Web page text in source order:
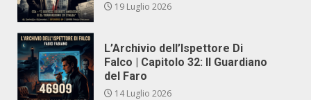
19 Luglio 2026
L’Archivio dell’Ispettore Di
Falco | Capitolo 32: Il Guardiano
del Faro
14 Luglio 2026